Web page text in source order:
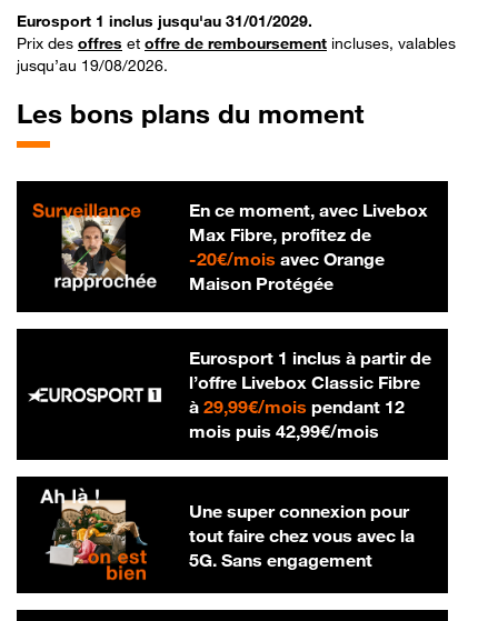
Eurosport 1 inclus jusqu'au 31/01/2029.
Prix des offres et offre de remboursement incluses, valables
jusqu’au 19/08/2026.
Les bons plans du moment
En ce moment, avec Livebox
Max Fibre, profitez de
-20€/mois20 € par mois
avec Orange
Maison Protégée
Eurosport 1 inclus à partir de
l’offre Livebox Classic Fibre
à 29,99€/mois29,99 € par mois
pendant 12
mois puis 42,99€/mois42,99 € par
Une super connexion pour
tout faire chez vous avec la
5G. Sans engagement